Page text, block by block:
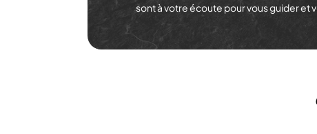
sont à votre écoute pour vous guider